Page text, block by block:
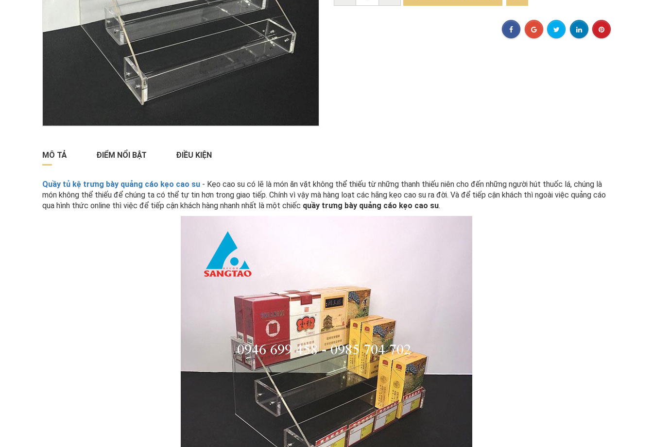
MÔ TẢ ĐIỂM NỔI BẬT ĐIỀU KIỆN
Quầy tủ kệ trưng bày quảng cáo kẹo cao su - Kẹo cao su có lẽ là món ăn vặt không thể thiếu từ những thanh thiếu niên cho đến những người hút thuốc lá, chúng là
món không thể thiếu để chúng ta có thể tự tin hơn trong giao tiếp. Chính vì vậy mà hàng loạt các hãng kẹo cao su ra đời. Và để tiếp cận khách thì ngoài việc quảng cáo
qua hình thức online thì việc để tiếp cận khách hàng nhanh nhất là một chiếc quầy trưng bày quảng cáo kẹo cao su.